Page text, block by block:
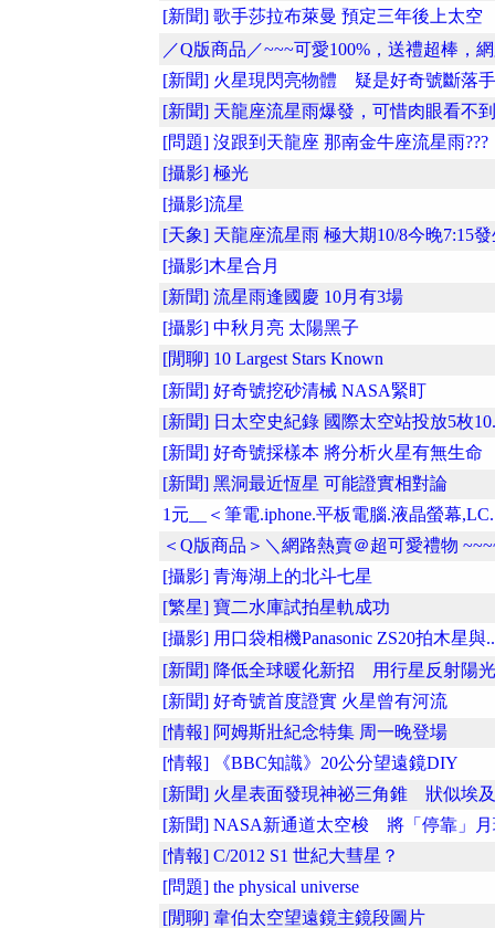
[新聞] 歌手莎拉布萊曼 預定三年後上太空
／Q版商品／~~~可愛100%，送禮超棒，
[新聞] 火星現閃亮物體 疑是好奇號斷落
[新聞] 天龍座流星雨爆發，可惜肉眼看不到
[問題] 沒跟到天龍座 那南金牛座流星雨???
[攝影] 極光
[攝影]流星
[天象] 天龍座流星雨 極大期10/8今晚7:15
[攝影]木星合月
[新聞] 流星雨逢國慶 10月有3場
[攝影] 中秋月亮 太陽黑子
[閒聊] 10 Largest Stars Known
[新聞] 好奇號挖砂清械 NASA緊盯
[新聞] 日太空史紀錄 國際太空站投放5枚
[新聞] 好奇號採樣本 將分析火星有無生命
[新聞] 黑洞最近恆星 可能證實相對論
1元__＜筆電.iphone.平板電腦.液晶螢幕
＜Q版商品＞＼網路熱賣＠超可愛禮物
[攝影] 青海湖上的北斗七星
[繁星] 寶二水庫試拍星軌成功
[攝影] 用口袋相機Panasonic ZS20拍木星與
[新聞] 降低全球暖化新招 用行星反射陽
[新聞] 好奇號首度證實 火星曾有河流
[情報] 阿姆斯壯紀念特集 周一晚登場
[情報] 《BBC知識》20公分望遠鏡DIY
[新聞] 火星表面發現神祕三角錐 狀似埃
[新聞] NASA新通道太空梭 將「停靠」月
[情報] C/2012 S1 世紀大彗星？
[問題] the physical universe
[閒聊] 韋伯太空望遠鏡主鏡段圖片